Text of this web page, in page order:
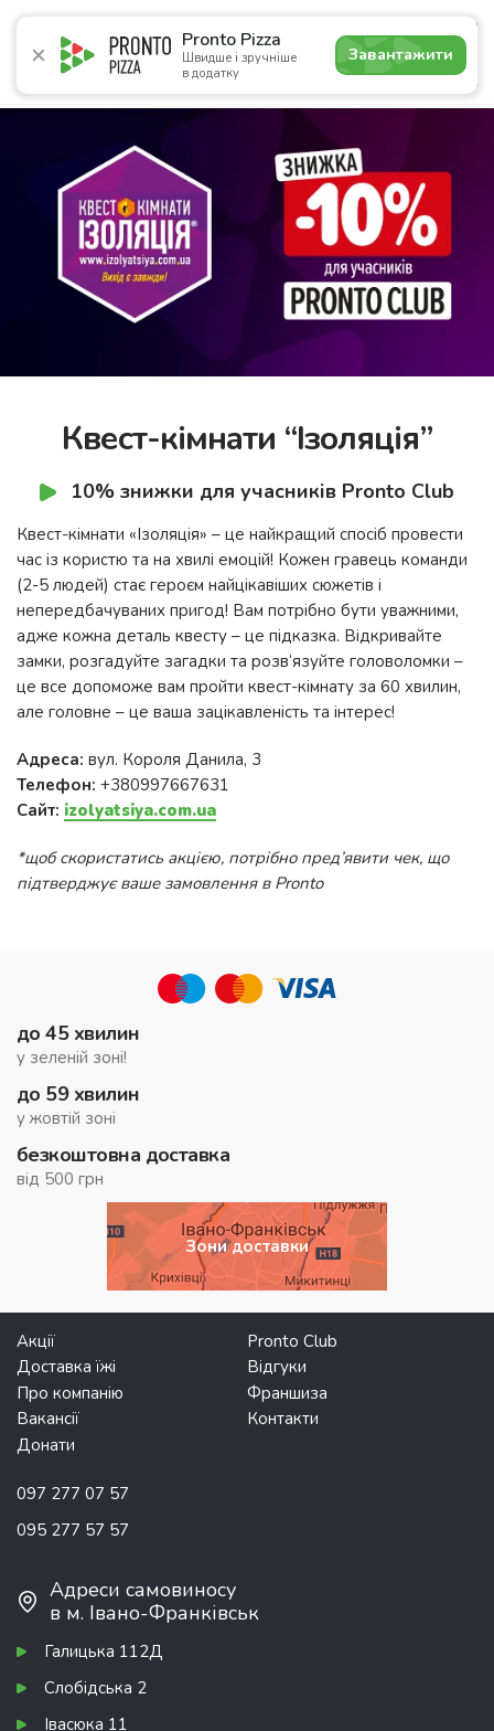
Pronto Pizza
Швидше і зручніше
в додатку
Завантажити
4.9
Акції Піца Суші Сети Сніданки
Квест-кімнати “Ізоляція”
10% знижки для учасників Pronto Club
Квест-кімнати «Ізоляція» – це найкращий спосіб провести
час із користю та на хвилі емоцій! Кожен гравець команди
(2-5 людей) стає героєм найцікавіших сюжетів і
непередбачуваних пригод! Вам потрібно бути уважними,
адже кожна деталь квесту – це підказка. Відкривайте
замки, розгадуйте загадки та розв‘язуйте головоломки –
це все допоможе вам пройти квест-кімнату за 60 хвилин,
але головне – це ваша зацікавленість та інтерес!
Адреса: вул. Короля Данила, 3
Телефон: +380997667631
Сайт: izolyatsiya.com.ua
*щоб скористатись акцією, потрібно пред’явити чек, що
підтверджує ваше замовлення в Pronto
до 45 хвилин
у зеленій зоні!
до 59 хвилин
у жовтій зоні
безкоштовна доставка
від 500 грн
Зони доставки
Акції
Pronto Club
Доставка їжі
Відгуки
Про компанію
Франшиза
Вакансії
Контакти
Донати
097 277 07 57
095 277 57 57
Адреси самовиносу
в м. Івано-Франківськ
Галицька 112Д
Слобідська 2
Івасюка 11